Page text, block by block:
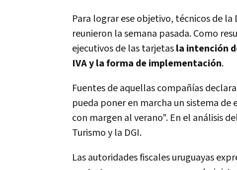
Para lograr ese objetivo, técnicos de
reunieron la semana pasada. Como
ejecutivos de las tarjetasla intención
IVA y la forma de implementación.
Fuentes de aquellas compañí­as
pueda poner en marcha un sistema de
con margen al verano". En el análisis
Turismo y la DGI.
Las autoridades fiscales uruguayas